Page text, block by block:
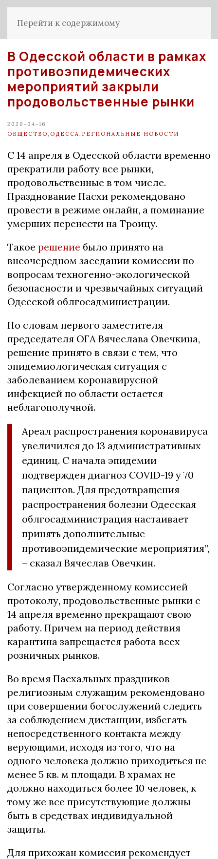
Перейти к содержимому
В Одесской области в рамках
противоэпидемических
мероприятий закрыли
продовольственные рынки
2020-04-16
ОБЩЕСТВО ОДЕССА РЕГИОНАЛЬНЫЕ НОВОСТИ
С 14 апреля в Одесской области временно
прекратили работу все рынки,
продовольственные в том числе.
Празднование Пасхи рекомендовано
провести в режиме онлайн, а поминание
умерших перенести на Троицу.
Такое решение было принято на
внеочередном заседании комиссии по
вопросам техногенно-экологической
безопасности и чрезвычайных ситуаций
Одесской облгосадминистрации.
По словам первого заместителя
председателя ОГА Вячеслава Овечкина,
решение принято в связи с тем, что
эпидемиологическая ситуация с
заболеванием коронавирусной
инфекцией по области остается
неблагополучной.
Ареал распространения коронавируса
увеличился до 13 административных
единиц. С начала эпидемии
подтвержден диагноз COVID-19 у 70
пациентов. Для предотвращения
распространения болезни Одесская
облгосадминистрация настаивает
принять дополнительные
противоэпидемические мероприятия”,
– сказал Вячеслав Овечкин.
Согласно утвержденному комиссией
протоколу, продовольственные рынки с
14 апреля временно прекращают свою
работу. Причем на период действия
карантина запрещается работа всех
розничных рынков.
Во время Пасхальных праздников
религиозным служащим рекомендовано
при совершении богослужений следить
за соблюдением дистанции, избегать
непосредственного контакта между
верующими, исходя из того, что на
одного человека должно приходиться не
менее 5 кв. м площади. В храмах не
должно находиться более 10 человек, к
тому же все присутствующие должны
быть в средствах индивидуальной
защиты.
Для прихожан комиссия рекомендует